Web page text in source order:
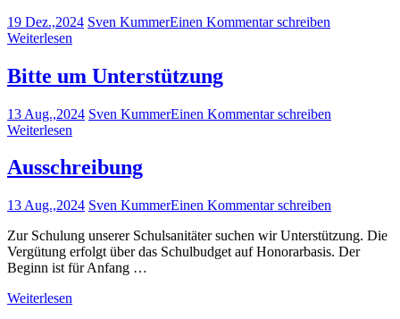
19 Dez.,2024 Sven KummerEinen Kommentar schreiben
Weiterlesen
Bitte um Unterstützung
13 Aug.,2024 Sven KummerEinen Kommentar schreiben
Weiterlesen
Ausschreibung
13 Aug.,2024 Sven KummerEinen Kommentar schreiben
Zur Schulung unserer Schulsanitäter suchen wir Unterstützung. Die
Vergütung erfolgt über das Schulbudget auf Honorarbasis. Der
Beginn ist für Anfang …
Weiterlesen